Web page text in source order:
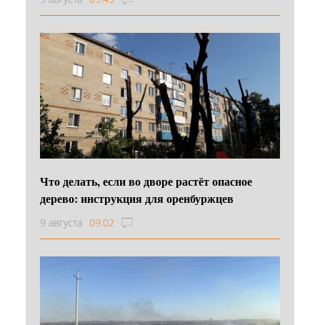
Что делать, если во дворе растёт опасное
дерево: инструкция для оренбуржцев
9 августа 09:02